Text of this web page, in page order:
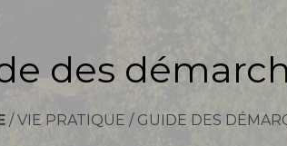
des
/VIE PRATIQUE / GUIDE DES